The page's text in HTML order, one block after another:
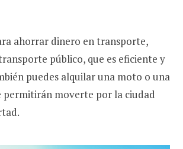
ahorrar dinero en transporte,
público, que es eficiente y
puedes alquilar una moto o una
permitirán moverte por la ciudad